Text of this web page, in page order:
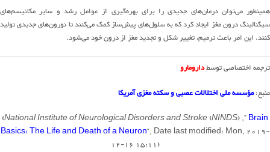
همینطور می‌تواندرمانهای جدیدی را برایبهرهگیری از عوامل رشد و سایر مکانیسمهای
سیگنالینگ درون مغز ایجاد کرد که بهسلولهایپیشسازکمک می‌کنند تانورونهایجدیدی تولید
کنند. این امر باعث ترمیم، تغییر شکل و تجدید مغز از درونخودمیشود.
ترجمه اختصاصی توسطدارومارو
منبع:مؤسسه ملی اختلالات عصبی و سکته مغزی آمریکا
(National Institute of Neurological Disorders and Stroke(NINDS) ,”Brain
Basics: The Life and Death of a Neuron“, Date last modified: Mon, 2019-
12-16 15:11)